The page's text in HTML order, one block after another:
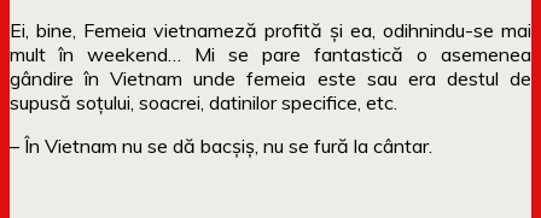
Ei, bine, Femeia vietnameză profită și ea, odihnindu-se mai
mult în weekend… Mi se pare fantastică o asemenea
gândire în Vietnam unde femeia este sau era destul de
supusă soțului, soacrei, datinilor specifice, etc.
– În Vietnam nu se dă bacșiș, nu se fură la cântar.